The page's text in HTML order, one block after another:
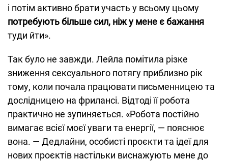
і потім активно брати участь у всьому цьому
потребують більше сил, ніж у мене є бажання
туди йти».
Так було не завжди. Лейла помітила різке
зниження сексуального потягу приблизно рік
тому, коли почала працювати письменницею та
дослідницею на фрилансі. Відтоді її робота
практично не зупиняється. «Робота постійно
вимагає всієї моєї уваги та енергії, — пояснює
вона. — Дедлайни, особисті проєкти та ідеї для
нових проєктів настільки виснажують мене до